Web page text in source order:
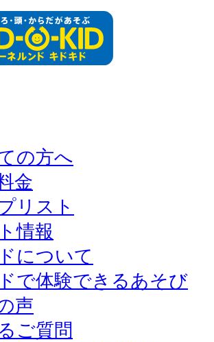
の方へ
金
リスト
情報
について
で体験できるあそび
声
ご質問